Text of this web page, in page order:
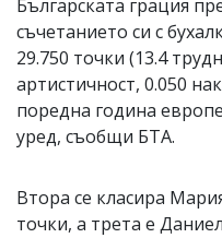
вас
коментар,
моля
ни!
Българската грация
съчетанието си с
29.750 точки (13.4
артистичност, 0.050
поредна година
уред, съобщи БТА.
Втора се класира
точки, а трета е